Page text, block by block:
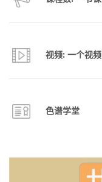
视频: 一个视频
色谱学堂